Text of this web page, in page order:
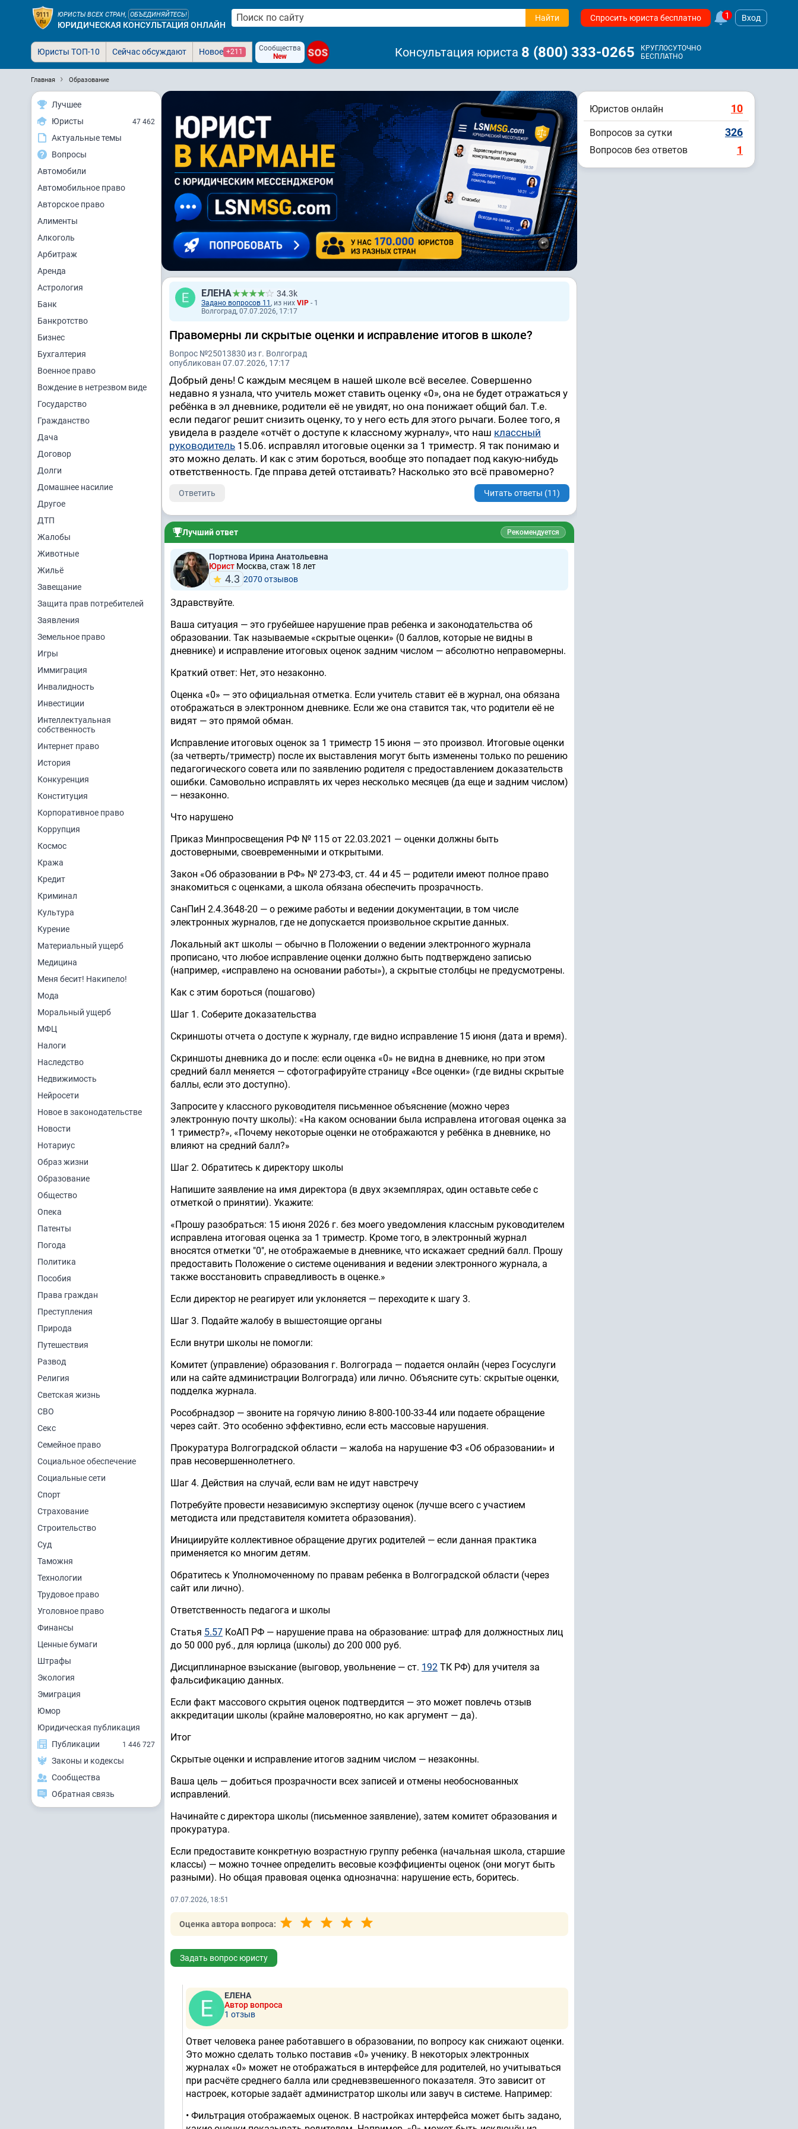
ЮРИСТЫ ВСЕХ СТРАН, ОБЪЕДИНЯЙТЕСЬ!
ЮРИДИЧЕСКАЯ КОНСУЛЬТАЦИЯ ОНЛАЙН
Найти Спросить юриста бесплатно 1 Вход
Юристы ТОП-10 Сейчас обсуждают Новое +211
Сообщества
New
SOS Консультация юриста 8 (800) 333-0265
КРУГЛОСУТОЧНО
БЕСПЛАТНО
Главная Образование
Лучшее
Юристы
47 462
Актуальные темы
Вопросы
Автомобили
Автомобильное право
Авторское право
Алименты
Алкоголь
Арбитраж
Аренда
Астрология
Банк
Банкротство
Бизнес
Бухгалтерия
Военное право
Вождение в нетрезвом виде
Государство
Гражданство
Дача
Договор
Долги
Домашнее насилие
Другое
ДТП
Жалобы
Животные
Жильё
Завещание
Защита прав потребителей
Заявления
Земельное право
Игры
Иммиграция
Инвалидность
Инвестиции
Интеллектуальная
собственность
Интернет право
История
Конкуренция
Конституция
Корпоративное право
Коррупция
Космос
Кража
Кредит
Криминал
Культура
Курение
Материальный ущерб
Медицина
Меня бесит! Накипело!
Мода
Моральный ущерб
МФЦ
Налоги
Наследство
Недвижимость
Нейросети
Новое в законодательстве
Новости
Нотариус
Образ жизни
Образование
Общество
Опека
Патенты
Погода
Политика
Пособия
Права граждан
Преступления
Природа
Путешествия
Развод
Религия
Светская жизнь
СВО
Секс
Семейное право
Социальное обеспечение
Социальные сети
Спорт
Страхование
Строительство
Суд
Таможня
Технологии
Трудовое право
Уголовное право
Финансы
Ценные бумаги
Штрафы
Экология
Эмиграция
Юмор
Юридическая публикация
Публикации
1 446 727
Законы и кодексы
Сообщества
Обратная связь
ЕЛЕНА 34.3k
Задано вопросов 11 , из них VIP - 1
Волгоград, 07.07.2026, 17:17
Правомерны ли скрытые оценки и исправление итогов в школе?
Вопрос №25013830 из г. Волгоград
опубликован 07.07.2026, 17:17
Добрый день! С каждым месяцем в нашей школе всё веселее. Совершенно
недавно я узнала, что учитель может ставить оценку «0», она не будет отражаться у
ребёнка в эл дневнике, родители её не увидят, но она понижает общий бал. Т.е.
если педагог решит снизить оценку, то у него есть для этого рычаги. Более того, я
увидела в разделе «отчёт о доступе к классному журналу», что наш классный
руководитель 15.06. исправлял итоговые оценки за 1 триместр. Я так понимаю и
это можно делать. И как с этим бороться, вообще это попадает под какую-нибудь
ответственность. Где пправа детей отстаивать? Насколько это всё правомерно?
Ответить Читать ответы (11)
Лучший ответ Рекомендуется
Портнова Ирина Анатольевна
Юрист Москва, стаж 18 лет
4.3 2070 отзывов
Здравствуйте.
Ваша ситуация — это грубейшее нарушение прав ребенка и законодательства об
образовании. Так называемые «скрытые оценки» (0 баллов, которые не видны в
дневнике) и исправление итоговых оценок задним числом — абсолютно неправомерны.
Краткий ответ: Нет, это незаконно.
Оценка «0» — это официальная отметка. Если учитель ставит её в журнал, она обязана
отображаться в электронном дневнике. Если же она ставится так, что родители её не
видят — это прямой обман.
Исправление итоговых оценок за 1 триместр 15 июня — это произвол. Итоговые оценки
(за четверть/триместр) после их выставления могут быть изменены только по решению
педагогического совета или по заявлению родителя с предоставлением доказательств
ошибки. Самовольно исправлять их через несколько месяцев (да еще и задним числом)
— незаконно.
Что нарушено
Приказ Минпросвещения РФ № 115 от 22.03.2021 — оценки должны быть
достоверными, своевременными и открытыми.
Закон «Об образовании в РФ» № 273-ФЗ, ст. 44 и 45 — родители имеют полное право
знакомиться с оценками, а школа обязана обеспечить прозрачность.
СанПиН 2.4.3648-20 — о режиме работы и ведении документации, в том числе
электронных журналов, где не допускается произвольное скрытие данных.
Локальный акт школы — обычно в Положении о ведении электронного журнала
прописано, что любое исправление оценки должно быть подтверждено записью
(например, «исправлено на основании работы»), а скрытые столбцы не предусмотрены.
Как с этим бороться (пошагово)
Шаг 1. Соберите доказательства
Скриншоты отчета о доступе к журналу, где видно исправление 15 июня (дата и время).
Скриншоты дневника до и после: если оценка «0» не видна в дневнике, но при этом
средний балл меняется — сфотографируйте страницу «Все оценки» (где видны скрытые
баллы, если это доступно).
Запросите у классного руководителя письменное объяснение (можно через
электронную почту школы): «На каком основании была исправлена итоговая оценка за
1 триместр?», «Почему некоторые оценки не отображаются у ребёнка в дневнике, но
влияют на средний балл?»
Шаг 2. Обратитесь к директору школы
Напишите заявление на имя директора (в двух экземплярах, один оставьте себе с
отметкой о принятии). Укажите:
«Прошу разобраться: 15 июня 2026 г. без моего уведомления классным руководителем
исправлена итоговая оценка за 1 триместр. Кроме того, в электронный журнал
вносятся отметки "0", не отображаемые в дневнике, что искажает средний балл. Прошу
предоставить Положение о системе оценивания и ведении электронного журнала, а
также восстановить справедливость в оценке.»
Если директор не реагирует или уклоняется — переходите к шагу 3.
Шаг 3. Подайте жалобу в вышестоящие органы
Если внутри школы не помогли:
Комитет (управление) образования г. Волгограда — подается онлайн (через Госуслуги
или на сайте администрации Волгограда) или лично. Объясните суть: скрытые оценки,
подделка журнала.
Рособрнадзор — звоните на горячую линию 8-800-100-33-44 или подаете обращение
через сайт. Это особенно эффективно, если есть массовые нарушения.
Прокуратура Волгоградской области — жалоба на нарушение ФЗ «Об образовании» и
прав несовершеннолетнего.
Шаг 4. Действия на случай, если вам не идут навстречу
Потребуйте провести независимую экспертизу оценок (лучше всего с участием
методиста или представителя комитета образования).
Инициируйте коллективное обращение других родителей — если данная практика
применяется ко многим детям.
Обратитесь к Уполномоченному по правам ребенка в Волгоградской области (через
сайт или лично).
Ответственность педагога и школы
Статья 5.57 КоАП РФ — нарушение права на образование: штраф для должностных лиц
до 50 000 руб., для юрлица (школы) до 200 000 руб.
Дисциплинарное взыскание (выговор, увольнение — ст. 192 ТК РФ) для учителя за
фальсификацию данных.
Если факт массового скрытия оценок подтвердится — это может повлечь отзыв
аккредитации школы (крайне маловероятно, но как аргумент — да).
Итог
Скрытые оценки и исправление итогов задним числом — незаконны.
Ваша цель — добиться прозрачности всех записей и отмены необоснованных
исправлений.
Начинайте с директора школы (письменное заявление), затем комитет образования и
прокуратура.
Если предоставите конкретную возрастную группу ребенка (начальная школа, старшие
классы) — можно точнее определить весовые коэффициенты оценок (они могут быть
разными). Но общая правовая оценка однозначна: нарушение есть, боритесь.
07.07.2026, 18:51
Оценка автора вопроса:
Задать вопрос юристу
ЕЛЕНА
Автор вопроса
1 отзыв
Ответ человека ранее работавшего в образовании, по вопросу как снижают оценки.
Это можно сделать только поставив «0» ученику. В некоторых электронных
журналах «0» может не отображаться в интерфейсе для родителей, но учитываться
при расчёте среднего балла или средневзвешенного показателя. Это зависит от
настроек, которые задаёт администратор школы или завуч в системе. Например:
• Фильтрация отображаемых оценок. В настройках интерфейса может быть задано,
Юристов онлайн 10
Вопросов за сутки 326
Вопросов без ответов 1